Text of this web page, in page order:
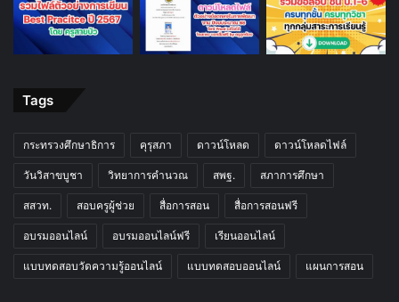
Tags
กระทรวงศึกษาธิการ คุรุสภา ดาวน์โหลด ดาวน์โหลดไฟล์
วันวิสาขบูชา วิทยาการคำนวณ สพฐ. สภาการศึกษา
สสวท. สอบครูผู้ช่วย สื่อการสอน สื่อการสอนฟรี
อบรมออนไลน์ อบรมออนไลน์ฟรี เรียนออนไลน์
แบบทดสอบวัดความรู้ออนไลน์ แบบทดสอบออนไลน์ แผนการสอน